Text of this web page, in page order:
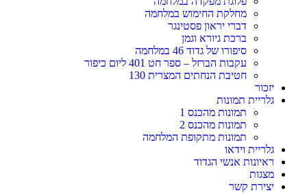
מחלקת החימוש במלחמה
דברי יראון פסטינגר
ברכת גיורא וגמן
סיפורו של גדוד 46 במלחמה
עקבות הברזל – ספר חט 401 ליום כיפור
חטיבת הנחתים המצרית 130
יזכור
גלריית תמונות
תמונות מהכנס 1
תמונות מהכנס 2
תמונות מתקופת המלחמה
גלריית וידאו
ראיונות אנשי הגדוד
מצגות
יצירת קשר